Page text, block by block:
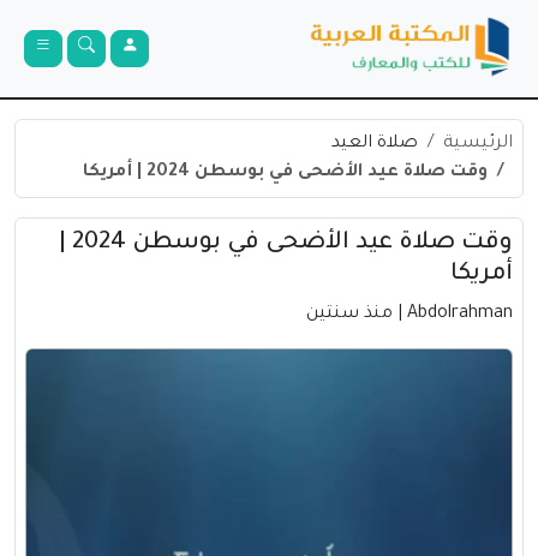
الرئيسية
صلاة العيد
وقت صلاة عيد الأضحى في بوسطن 2024 | أمريكا
أمريكا
Abdolrahman | منذ سنتين